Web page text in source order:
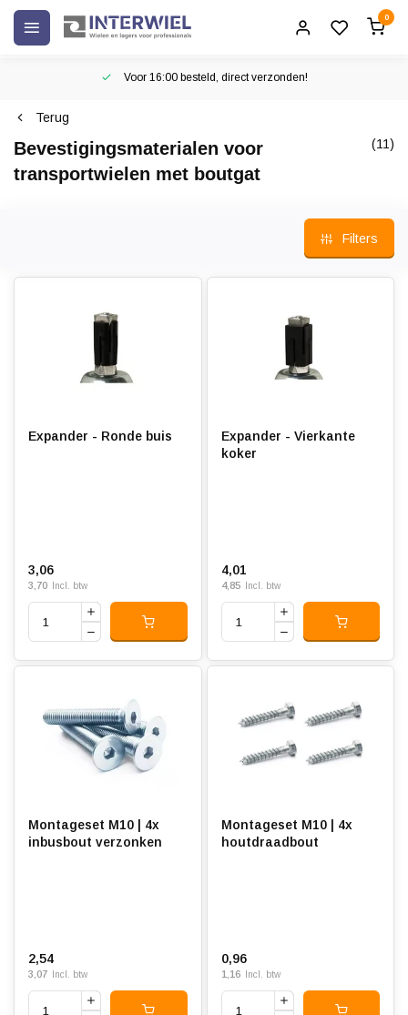
0
Voor 16:00 besteld, direct verzonden!
Terug
Bevestigingsmaterialen voor
transportwielen met boutgat
(11)
Filters
Expander - Ronde buis
3,06
3,70 Incl. btw
Expander - Vierkante
koker
4,01
4,85 Incl. btw
Montageset M10 | 4x
inbusbout verzonken
2,54
3,07 Incl. btw
Montageset M10 | 4x
houtdraadbout
0,96
1,16 Incl. btw